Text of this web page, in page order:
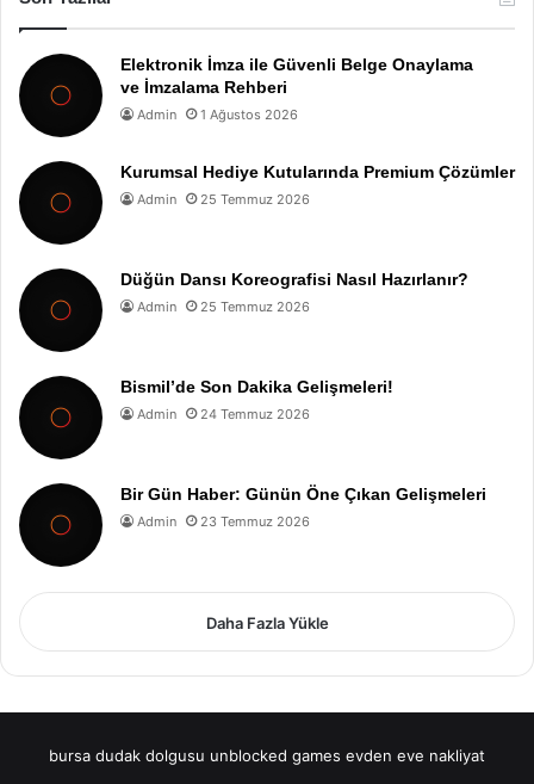
Elektronik İmza ile Güvenli Belge Onaylama
ve İmzalama Rehberi
Admin 1 Ağustos 2026
Kurumsal Hediye Kutularında Premium Çözümler
Admin 25 Temmuz 2026
Düğün Dansı Koreografisi Nasıl Hazırlanır?
Admin 25 Temmuz 2026
Bismil’de Son Dakika Gelişmeleri!
Admin 24 Temmuz 2026
Bir Gün Haber: Günün Öne Çıkan Gelişmeleri
Admin 23 Temmuz 2026
Daha Fazla Yükle
bursa dudak dolgusu unblocked games evden eve nakliyat